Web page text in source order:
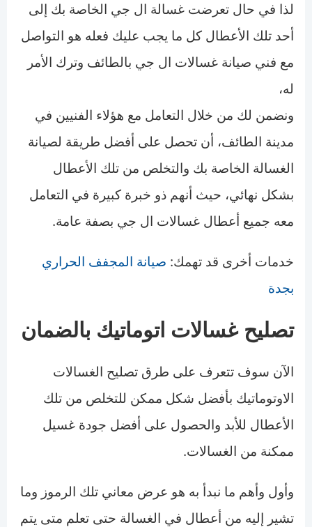
لذا في حال تعرضت غسالة ال جي الخاصة بك إلى
أحد تلك الأعطال كل ما يجب عليك فعله هو التواصل
مع فني صيانة غسالات ال جي بالطائف وترك الأمر
له،
ونضمن لك من خلال التعامل مع هؤلاء الفنيين في
مدينة الطائف، أن تحصل على أفضل طريقة لصيانة
الغسالة الخاصة بك والتخلص من تلك الأعطال
بشكل نهائي، حيث أنهم ذو خبرة كبيرة في التعامل
معه جميع أعطال غسالات ال جي بصفة عامة.
خدمات أخرى قد تهمك: صيانة المجفف الحراري
بجدة
تصليح غسالات اتوماتيك بالضمان
الآن سوف تتعرف على طرق تصليح الغسالات
الاوتوماتيك بأفضل شكل ممكن للتخلص من تلك
الأعطال للأبد والحصول على أفضل جودة غسيل
ممكنة من الغسالات.
وأول وأهم ما نبدأ به هو عرض معاني تلك الرموز وما
تشير إليه من أعطال في الغسالة حتى تعلم متى يتم